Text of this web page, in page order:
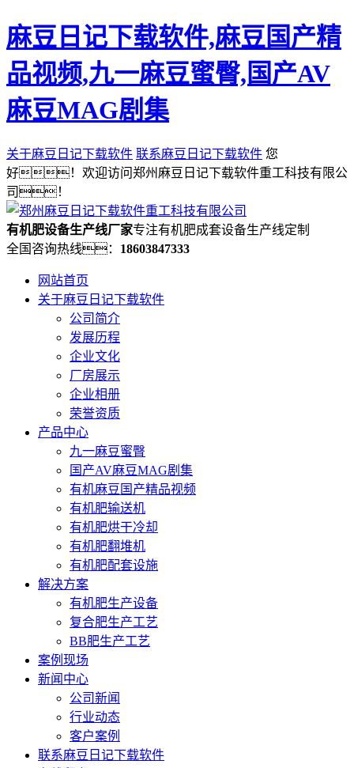
麻豆日记下载软件,麻豆国产精
品视频,九一麻豆蜜臀,国产AV
麻豆MAG剧集
关于麻豆日记下载软件 联系麻豆日记下载软件 您
好！欢迎访问郑州麻豆日记下载软件重工科技有限公
司！
有机肥设备生产线厂家专注有机肥成套设备生产线定制
全国咨询热线： 18603847333
网站首页
关于麻豆日记下载软件
公司简介
发展历程
企业文化
厂房展示
企业相册
荣誉资质
产品中心
九一麻豆蜜臀
国产AV麻豆MAG剧集
有机麻豆国产精品视频
有机肥输送机
有机肥烘干冷却
有机肥翻堆机
有机肥配套设施
解决方案
有机肥生产设备
复合肥生产工艺
BB肥生产工艺
案例现场
新闻中心
公司新闻
行业动态
客户案例
联系麻豆日记下载软件